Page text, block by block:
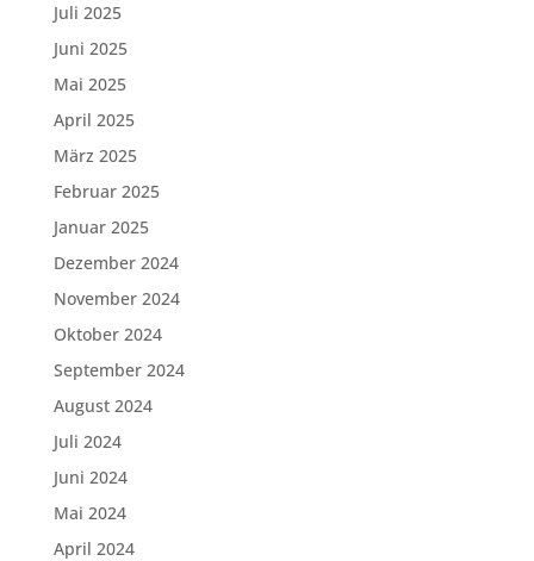
Juli 2025
Juni 2025
Mai 2025
April 2025
März 2025
Februar 2025
Januar 2025
Dezember 2024
November 2024
Oktober 2024
September 2024
August 2024
Juli 2024
Juni 2024
Mai 2024
April 2024